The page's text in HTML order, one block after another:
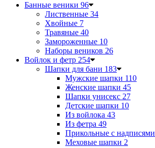
Банные веники 96
Лиственные 34
Хвойные 7
Травяные 40
Замороженные 10
Наборы веников 26
Войлок и фетр 254
Шапки для бани 183
Мужские шапки 110
Женские шапки 45
Шапки унисекс 27
Детские шапки 10
Из войлока 43
Из фетра 49
Прикольные с надписями
Меховые шапки 2